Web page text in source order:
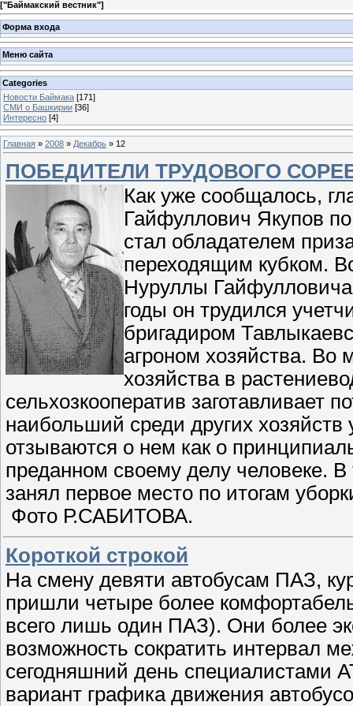
["Баймакский вестник"]
Форма входа
Меню сайта
Categories
Новости Баймака [171]
СМИ о Башкирии [36]
Интересно [4]
Главная » 2008 » Декабрь » 12
ПОБЕДИТЕЛИ ТРУДОВОГО
Как уже сообщалось,
Гайфуллович Якупов
стал обладателем
переходящим кубком.
Нуруллы
годы он трудился
бригадиром
агроном хозяйства. Во
хозяйства в
сельхозкооператив заготавливает
наибольший среди других хозяйств
отзываются о нем как о
преданном своему делу человеке.
занял первое место по итогам
Фото Р.САБИТОВА.
Короткой строкой
На смену девяти автобусам ПАЗ,
пришли четыре более
всего лишь один ПАЗ). Они более
возможность сократить интервал
сегодняшний день специалистами
вариант графика движения